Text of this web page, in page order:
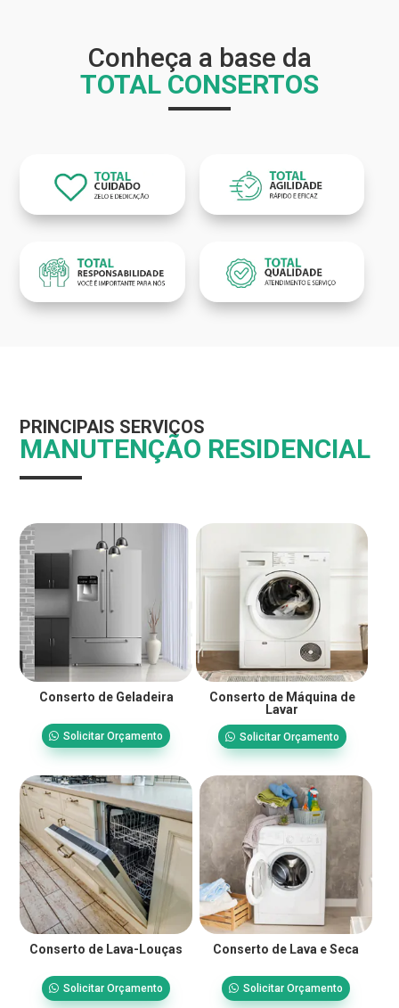
Conheça a base da
TOTAL CONSERTOS
PRINCIPAIS SERVIÇOS
MANUTENÇÃO RESIDENCIAL
Conserto de Geladeira
Solicitar Orçamento
Conserto de Máquina de
Lavar
Solicitar Orçamento
Conserto de Lava-Louças
Solicitar Orçamento
Conserto de Lava e Seca
Solicitar Orçamento